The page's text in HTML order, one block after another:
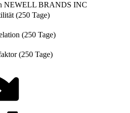
NEWELL BRANDS INC
(250 Tage)
(250 Tage)
(250 Tage)